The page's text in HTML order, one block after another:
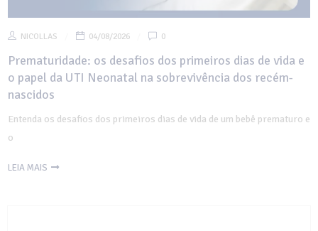
NICOLLAS 04/08/2026 0
Prematuridade: os desafios dos primeiros dias de vida e
o papel da UTI Neonatal na sobrevivência dos recém-
nascidos
Entenda os desafios dos primeiros dias de vida de um bebê prematuro e
o
LEIA MAIS